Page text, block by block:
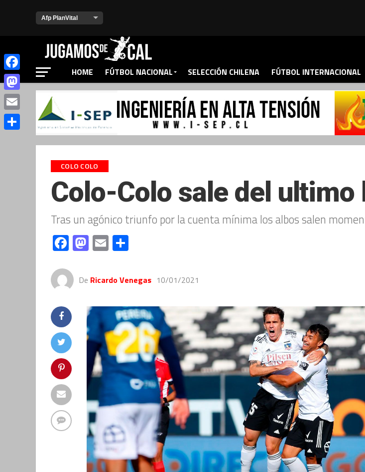
HOME FÚTBOL NACIONAL SELECCIÓN CHILENA FÚTBOL INTERNACIONAL
COLO COLO
Colo-Colo sale del ultimo
Tras un agónico triunfo por la cuenta mínima los albos salen
Facebook
Mastodon
Email
De Ricardo Venegas 10/01/2021
Facebook
Mastodon
Email
Compartir